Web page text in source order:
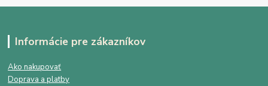
Informácie pre zákazníkov
Ako nakupovať
Doprava a platby